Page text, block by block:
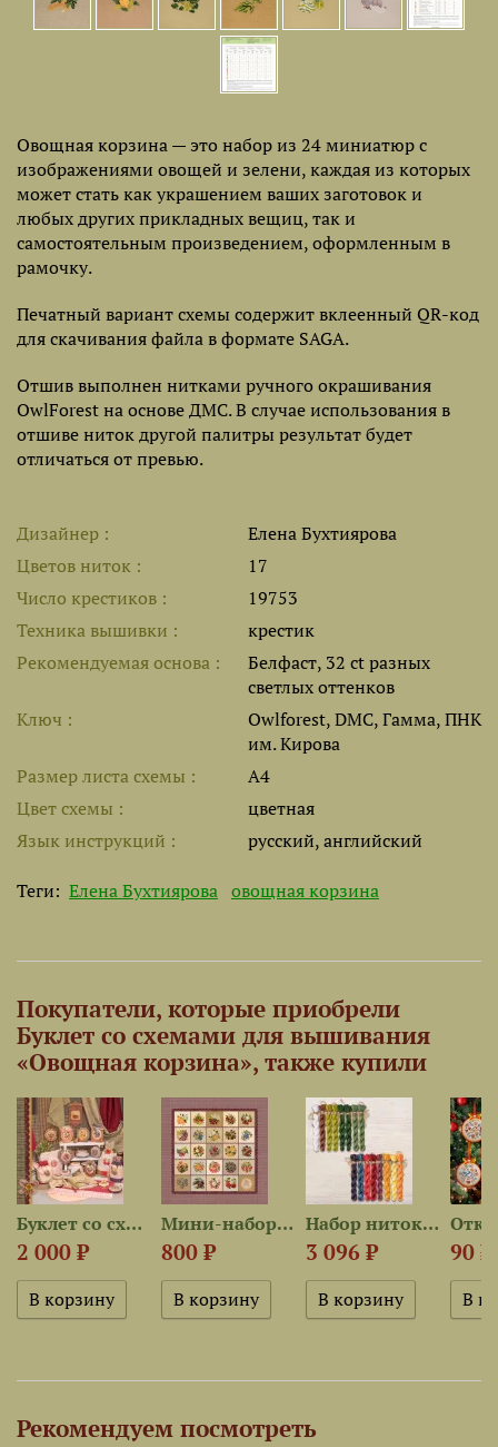
Овощная корзина — это набор из 24 миниатюр с
изображениями овощей и зелени, каждая из которых
может стать как украшением ваших заготовок и
любых других прикладных вещиц, так и
самостоятельным произведением, оформленным в
рамочку.
Печатный вариант схемы содержит вклеенный QR-код
для скачивания файла в формате SAGA.
Отшив выполнен нитками ручного окрашивания
OwlForest на основе ДМС. В случае использования в
отшиве ниток другой палитры результат будет
отличаться от превью.
Дизайнер
Елена Бухтиярова
Цветов ниток
17
Число крестиков
19753
Техника вышивки
крестик
Рекомендуемая основа
Белфаст, 32 ct разных
светлых оттенков
Ключ
Owlforest, DMC, Гамма, ПНК
им. Кирова
Размер листа cхемы
A4
Цвет схемы
цветная
Язык инструкций
русский, английский
Теги: Елена Бухтиярова овощная корзина
Покупатели, которые приобрели
Буклет со схемами для вышивания
«Овощная корзина», также купили
Буклет со схемами для...
2 000 ₽
Мини-наборы серии...
800 ₽
Набор ниток OwlForest для...
3 096 ₽ 90 ₽
Рекомендуем посмотреть